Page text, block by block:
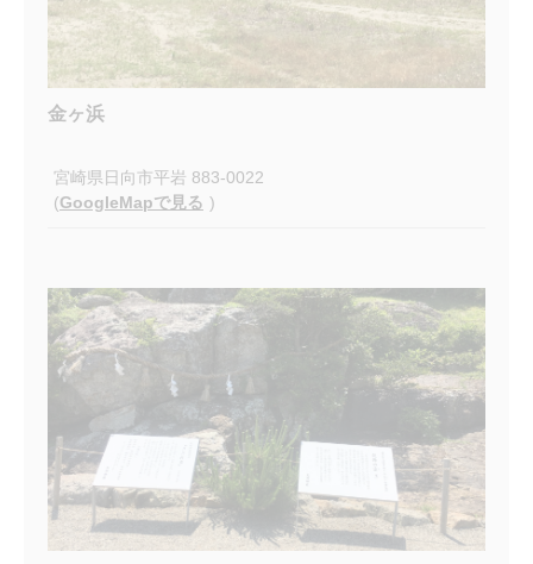
金ヶ浜
宮崎県日向市平岩 883-0022
(GoogleMapで見る )